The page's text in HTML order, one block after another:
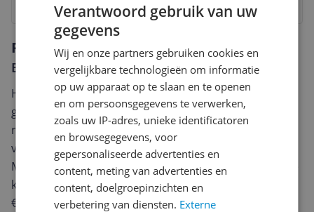
Reviews
Er zijn nog geen reviews geschreven
Heb jij dit product in bezit en wil je graag je mening
geven? Start dan hieronder met het schrijven van je
review. Afhankelijk van de details duurt het schrijven
van een review gemiddeld tussen de 3 en 10 minuten.
Met jouw mening help je andere bezoekers een betere
keuze te maken én maak je iedere maand kans op
€250,-!
Klik hier voor de actievoorwaarden.
Verantwoord gebruik van uw
gegevens
Wij en onze partners gebruiken cookies en
vergelijkbare technologieën om informatie
op uw apparaat op te slaan en te openen
en om persoonsgegevens te verwerken,
zoals uw IP-adres, unieke identificatoren
en browsegegevens, voor
gepersonaliseerde advertenties en
content, meting van advertenties en
content, doelgroepinzichten en
verbetering van diensten. Externe